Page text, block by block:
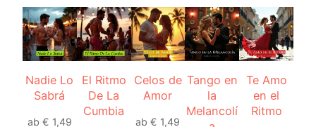
Nadie Lo
Sabrá
ab € 1,49
El Ritmo
De La
Cumbia
Celos de
Amor
ab€ 1,49
Tango en
la
Melancolí
Te Amo
en el
Ritmo